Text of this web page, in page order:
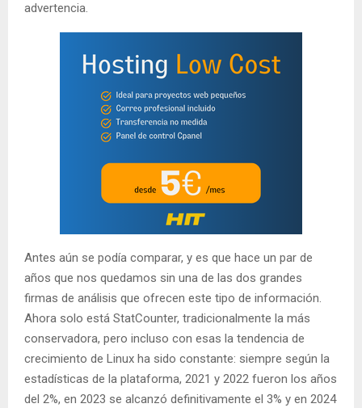
advertencia.
Antes aún se podía comparar, y es que hace un par de
años que nos quedamos sin una de las dos grandes
firmas de análisis que ofrecen este tipo de información.
Ahora solo está StatCounter, tradicionalmente la más
conservadora, pero incluso con esas la tendencia de
crecimiento de Linux ha sido constante: siempre según la
estadísticas de la plataforma, 2021 y 2022 fueron los años
del 2%, en 2023 se alcanzó definitivamente el 3% y en 2024